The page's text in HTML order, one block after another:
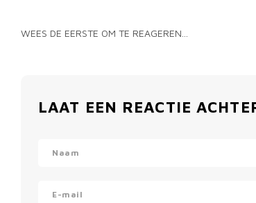
WEES DE EERSTE OM TE REAGEREN...
LAAT EEN REACTIE